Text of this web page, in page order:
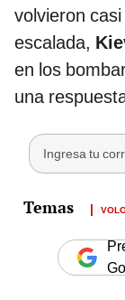
volvieron
escalada,
en los
una